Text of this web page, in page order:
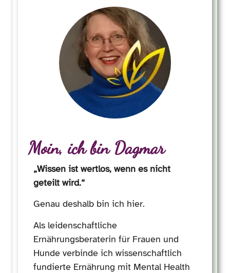
Moin, ich bin Dagmar
„Wissen ist wertlos, wenn es nicht
geteilt wird.“
Genau deshalb bin ich hier.
Als leidenschaftliche
Ernährungsberaterin für Frauen und
Hunde verbinde ich wissenschaftlich
fundierte Ernährung mit Mental Health